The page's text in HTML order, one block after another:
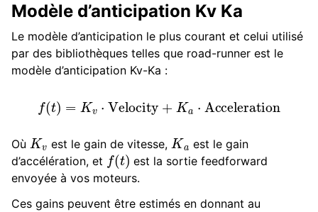
Modèle d’anticipation Kv Ka
Le modèle d’anticipation le plus courant et celui utilisé
par des bibliothèques telles que road-runner est le
modèle d’anticipation Kv-Ka :
f( Kv Velocity+ K a⋅Acceleration
Où Kv est le gain de vitesse, Ka
est le gain
d’accélération, et f(t) est la sortie feedforward
envoyée à vos moteurs.
Ces gains peuvent être estimés en donnant au